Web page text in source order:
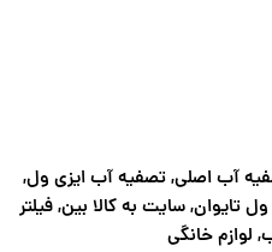
آب اصلی,تصفیه آب ایزی ول,
,سایت به کالا بین,فیلتر
, لوازم خانگی